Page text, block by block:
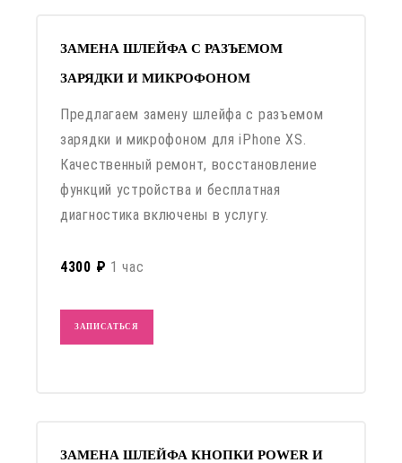
ЗАМЕНА ШЛЕЙФА С РАЗЪЕМОМ
ЗАРЯДКИ И МИКРОФОНОМ
Предлагаем замену шлейфа с разъемом
зарядки и микрофоном для iPhone XS.
Качественный ремонт, восстановление
функций устройства и бесплатная
диагностика включены в услугу.
4300 ₽ 1 час
ЗАПИСАТЬСЯ
ЗАМЕНА ШЛЕЙФА КНОПКИ POWER И